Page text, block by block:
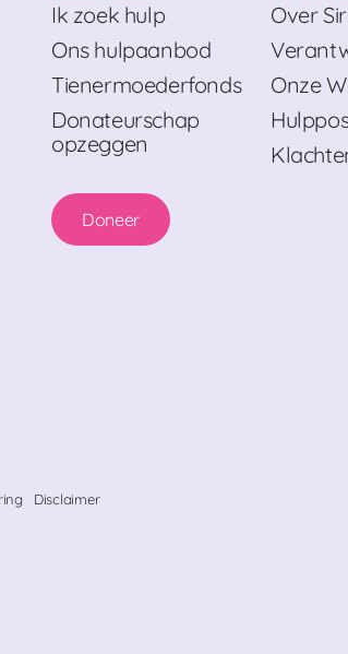
Ik zoek hulp
Ons hulpaanbod
Tienermoederfonds
Donateurschap
opzeggen
Doneer
Over
Onze
Disclaimer